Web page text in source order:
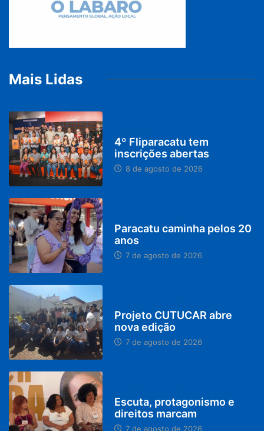
Mais Lidas
4º Fliparacatu tem
inscrições abertas
8 de agosto de 2026
Paracatu caminha pelos 20
anos
7 de agosto de 2026
Projeto CUTUCAR abre
nova edição
7 de agosto de 2026
Escuta, protagonismo e
direitos marcam
7 de agosto de 2026